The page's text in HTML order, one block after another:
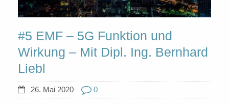
#5 EMF – 5G Funktion und
Wirkung – Mit Dipl. Ing. Bernhard
Liebl
26. Mai 2020 0